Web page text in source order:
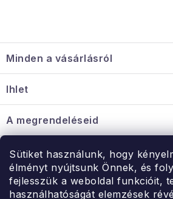
Sütiket használunk, hogy
élményt nyújtsunk Önnek, és
fejlesszük a weboldal funkcióit,
használhatóságát elemzések
Érintkezés
Rólunk
á
b
é
c
Minden a vásárlásról
Információ a mellékletről
Nagykereskedelmi együttműködés
Ihlet
A megrendeléseid
Érintkezés
Rendelésem
Érintkezés
Hé-Pé: 9:00-15:00